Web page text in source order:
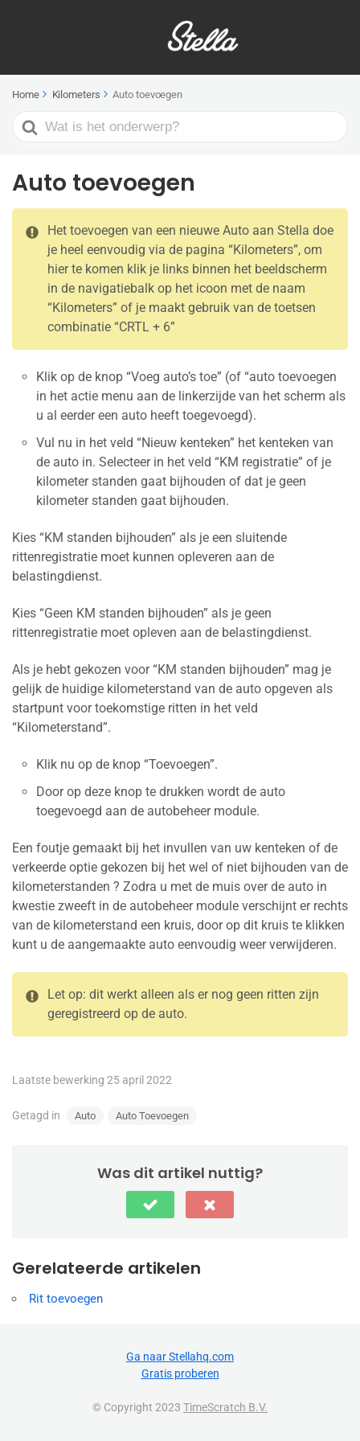
Home Kilometers Auto toevoegen
Search
For
Auto toevoegen
Het toevoegen van een nieuwe Auto aan Stella doe
je heel eenvoudig via de pagina “Kilometers”, om
hier te komen klik je links binnen het beeldscherm
in de navigatiebalk op het icoon met de naam
“Kilometers” of je maakt gebruik van de toetsen
combinatie “CRTL + 6”
Klik op de knop “Voeg auto’s toe” (of “auto toevoegen
in het actie menu aan de linkerzijde van het scherm als
u al eerder een auto heeft toegevoegd).
Vul nu in het veld “Nieuw kenteken” het kenteken van
de auto in. Selecteer in het veld “KM registratie” of je
kilometer standen gaat bijhouden of dat je geen
kilometer standen gaat bijhouden.
Kies “KM standen bijhouden” als je een sluitende
rittenregistratie moet kunnen opleveren aan de
belastingdienst.
Kies “Geen KM standen bijhouden” als je geen
rittenregistratie moet opleven aan de belastingdienst.
Als je hebt gekozen voor “KM standen bijhouden” mag je
gelijk de huidige kilometerstand van de auto opgeven als
startpunt voor toekomstige ritten in het veld
“Kilometerstand”.
Klik nu op de knop “Toevoegen”.
Door op deze knop te drukken wordt de auto
toegevoegd aan de autobeheer module.
Een foutje gemaakt bij het invullen van uw kenteken of de
verkeerde optie gekozen bij het wel of niet bijhouden van de
kilometerstanden ? Zodra u met de muis over de auto in
kwestie zweeft in de autobeheer module verschijnt er rechts
van de kilometerstand een kruis, door op dit kruis te klikken
kunt u de aangemaakte auto eenvoudig weer verwijderen.
Let op: dit werkt alleen als er nog geen ritten zijn
geregistreerd op de auto.
Laatste bewerking 25 april 2022
Getagd in Auto Auto Toevoegen
Was dit artikel nuttig?
Gerelateerde artikelen
Rit toevoegen
Ga naar Stellahq.com
Gratis proberen
© Copyright 2023 TimeScratch B.V.